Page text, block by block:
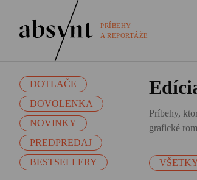
PRÍBEHY
A REPORTÁŽE
DOTLAČE
DOVOLENKA
NOVINKY
PREDPREDAJ
BESTSELLERY
Príbehy,
grafické